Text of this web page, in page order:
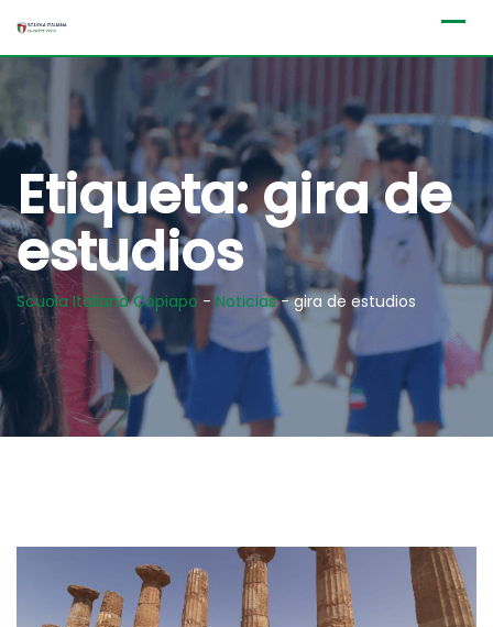
Etiqueta:gira de
estudios
Scuola Italiana Copiapo - Noticias-gira de estudios